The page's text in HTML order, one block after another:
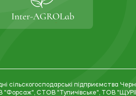
сільскогосподарські підприємства
"Форсаж", СТОВ "Тупичівське", ТОВ